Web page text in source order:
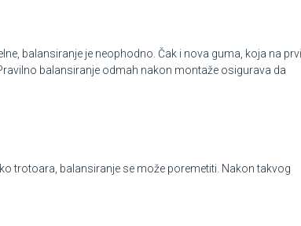
balansiranje je neophodno. Čak i nova guma, koja na prvi
balansiranje odmah nakon montaže osigurava da
trotoara, balansiranje se može poremetiti. Nakon takvog